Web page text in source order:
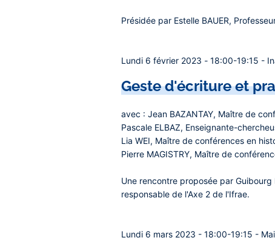
Présidée par Estelle BAUER,
Lundi 6 février 2023 - 18:00-19:15 -
Geste d'écriture et
avec : Jean BAZANTAY, Maître de
Pascale ELBAZ, Enseignante-
Lia WEI, Maître de conférences en
Pierre MAGISTRY, Maître de
Une rencontre proposée par Guibourg
responsable de l'Axe 2 de l'Ifrae.
Lundi 6 mars 2023 - 18:00-19:15 -